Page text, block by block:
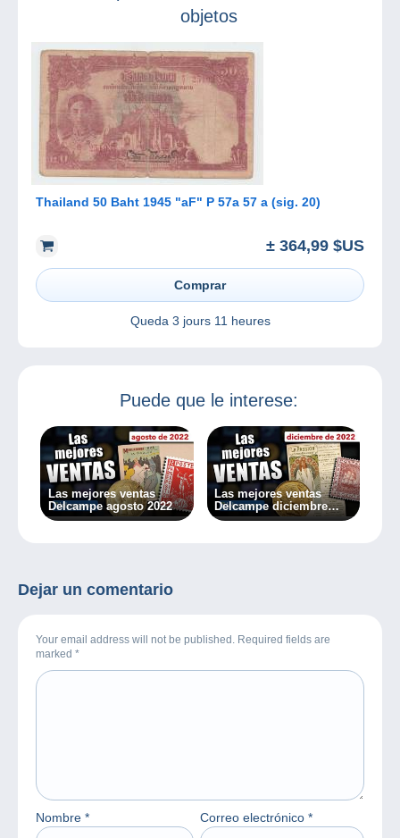
objetos
Thailand 50 Baht 1945 "aF" P 57a 57 a (sig. 20)
± 364,99 $US
Comprar
Queda 3 jours 11 heures
Puede que le interese:
Las mejores ventas
Delcampe agosto 2022
Las mejores ventas
Delcampe diciembre
2022
Dejar un comentario
Your email address will not be published. Required fields are
marked *
Nombre * Correo electrónico *